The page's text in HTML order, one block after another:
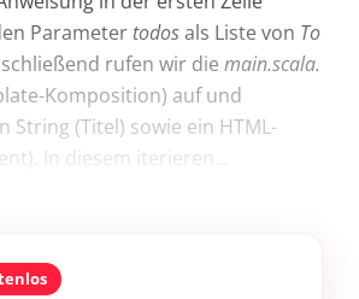
Parameter todosals Liste von To
rufen wir die main.scala.
Komposition) auf und
String (Titel) sowie ein HTML-
In diesem iterieren...